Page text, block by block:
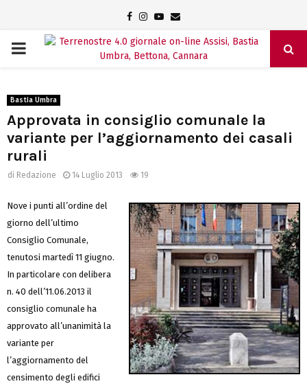
Facebook
Instagram
Youtube
Email
PRIMARY
Bastia Umbra
Approvata in consiglio comunale la
variante per l’aggiornamento dei casali
rurali
di Redazione 14 Luglio 2013 19
Nove i punti all’ordine del
giorno dell’ultimo
Consiglio Comunale,
tenutosi martedì 11 giugno.
In particolare con delibera
n. 40 dell’11.06.2013 il
consiglio comunale ha
approvato all’unanimità la
variante per
l’aggiornamento del
censimento degli edifici